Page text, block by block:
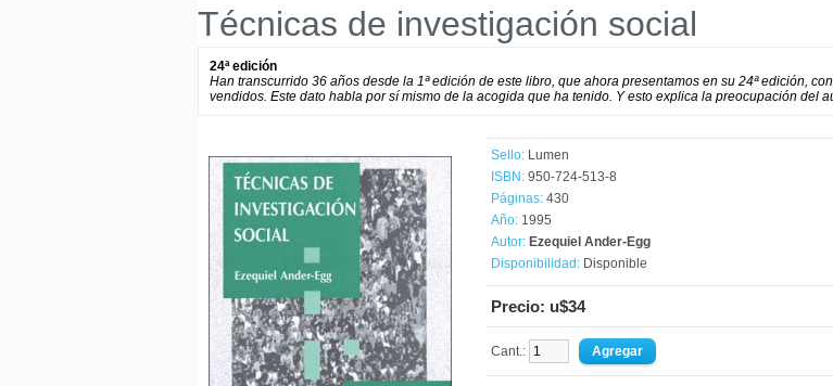
Técnicas de investigación social
24ª edición
Han transcurrido 36 años desde la 1ª edición de este libro, que ahora presentamos en su 24ª edición,
vendidos. Este dato habla por sí mismo de la acogida que ha tenido. Y esto explica la preocupación del
Sello: Lumen
ISBN: 950-724-513-8
Páginas: 430
Año: 1995
Autor: Ezequiel Ander-Egg
Disponibilidad: Disponible
Precio: u$34
Cant.: